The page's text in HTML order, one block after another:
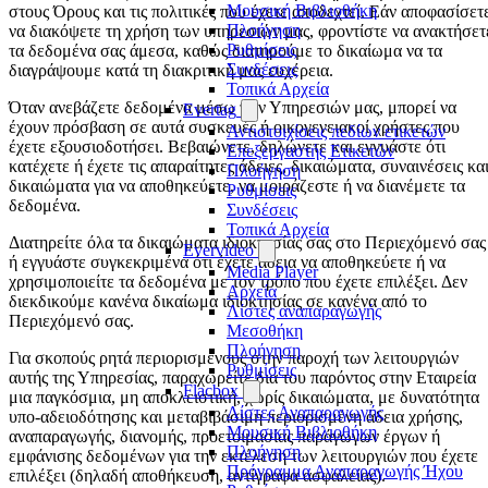
Μουσική Βιβλιοθήκη
Πλοήγηση
Ρυθμίσεις
Συνδέσεις
Τοπικά Αρχεία
Evertag
Αντιστοιχίσεις πεδίων ετικετών
Επεξεργαστής Ετικετών
Πλοήγηση
Ρυθμίσεις
Συνδέσεις
Τοπικά Αρχεία
Evervideo
Media Player
Αρχεία
Λίστες αναπαραγωγής
Μεσοθήκη
Πλοήγηση
Ρυθμίσεις
Flacbox
Λίστες Αναπαραγωγής
Μουσική Βιβλιοθήκη
Πλοήγηση
Πρόγραμμα Αναπαραγωγής Ήχου
στους Όρους και τις πολιτικές που έχετε αποδεχτεί. Εάν
να διακόψετε τη χρήση των υπηρεσιών μας, φροντίστε να
τα δεδομένα σας άμεσα, καθώς διατηρούμε το δικαίωμα να τα
διαγράψουμε κατά τη διακριτική μας ευχέρεια.
Όταν ανεβάζετε δεδομένα μέσω των Υπηρεσιών μας, μπορεί να
έχουν πρόσβαση σε αυτά συσκευές ή οικογενειακοί χρήστες που
έχετε εξουσιοδοτήσει. Βεβαιώνετε, δηλώνετε και εγγυάστε ότι
κατέχετε ή έχετε τις απαραίτητες άδειες, δικαιώματα, συναινέσεις και
δικαιώματα για να αποθηκεύετε, να μοιράζεστε ή να διανέμετε τα
δεδομένα.
Διατηρείτε όλα τα δικαιώματα ιδιοκτησίας σας στο Περιεχόμενό σας
ή εγγυάστε συγκεκριμένα ότι έχετε άδεια να αποθηκεύετε ή να
χρησιμοποιείτε τα δεδομένα με τον τρόπο που έχετε επιλέξει. Δεν
διεκδικούμε κανένα δικαίωμα ιδιοκτησίας σε κανένα από το
Περιεχόμενό σας.
Για σκοπούς ρητά περιορισμένους στην παροχή των λειτουργιών
αυτής της Υπηρεσίας, παραχωρείτε δια του παρόντος στην Εταιρεία
μια παγκόσμια, μη αποκλειστική, χωρίς δικαιώματα, με δυνατότητα
υπο-αδειοδότησης και μεταβιβάσιμη περιορισμένη άδεια χρήσης,
αναπαραγωγής, διανομής, προετοιμασίας παράγωγων έργων ή
εμφάνισης δεδομένων για την εκτέλεση των λειτουργιών που έχετε
επιλέξει (δηλαδή αποθήκευση, αντίγραφα ασφαλείας).